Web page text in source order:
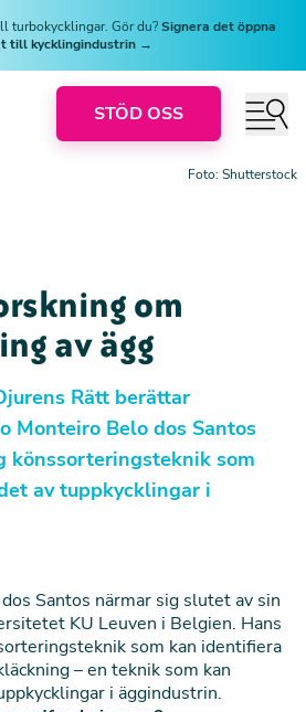
turbokycklingar. Gör du?Signera det öppna
till kycklingindustrin →
STÖD OSS
Foto: Shutterstock
om
av ägg
Rätt berättar
Monteiro Belo dos Santos
könssorteringsteknik som
av tuppkycklingar i
Santos närmar sig slutet av sin
KU Leuven i Belgien. Hans
som kan identifiera
– en teknik som kan
i äggindustrin.